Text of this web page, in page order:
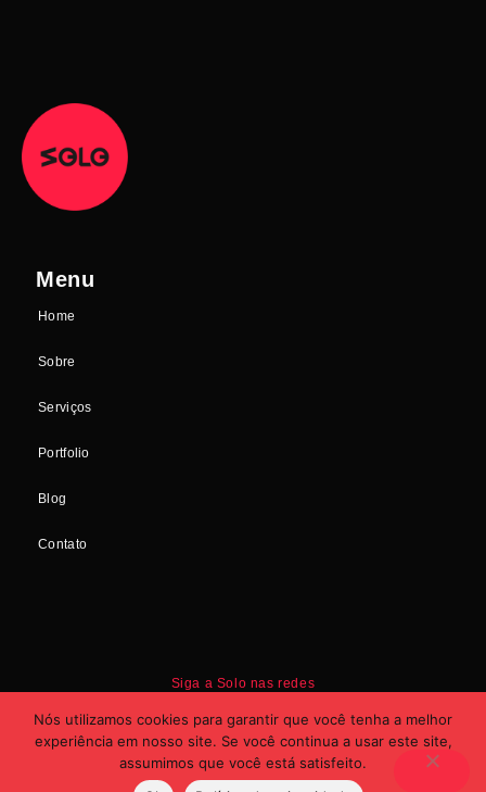
Menu
Home
Sobre
Serviços
Portfolio
Blog
Contato
Siga a Solo nas redes
Nós utilizamos cookies para garantir que você tenha a melhor
experiência em nosso site. Se você continua a usar este site,
assumimos que você está satisfeito.